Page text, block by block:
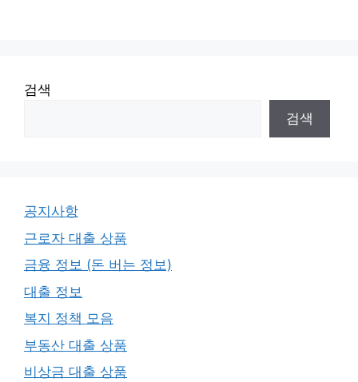
검색
검색
공지사항
근로자 대출 상품
금융 정보 (돈 버는 정보)
대출 정보
복지 정책 모음
부동산 대출 상품
비상금 대출 상품